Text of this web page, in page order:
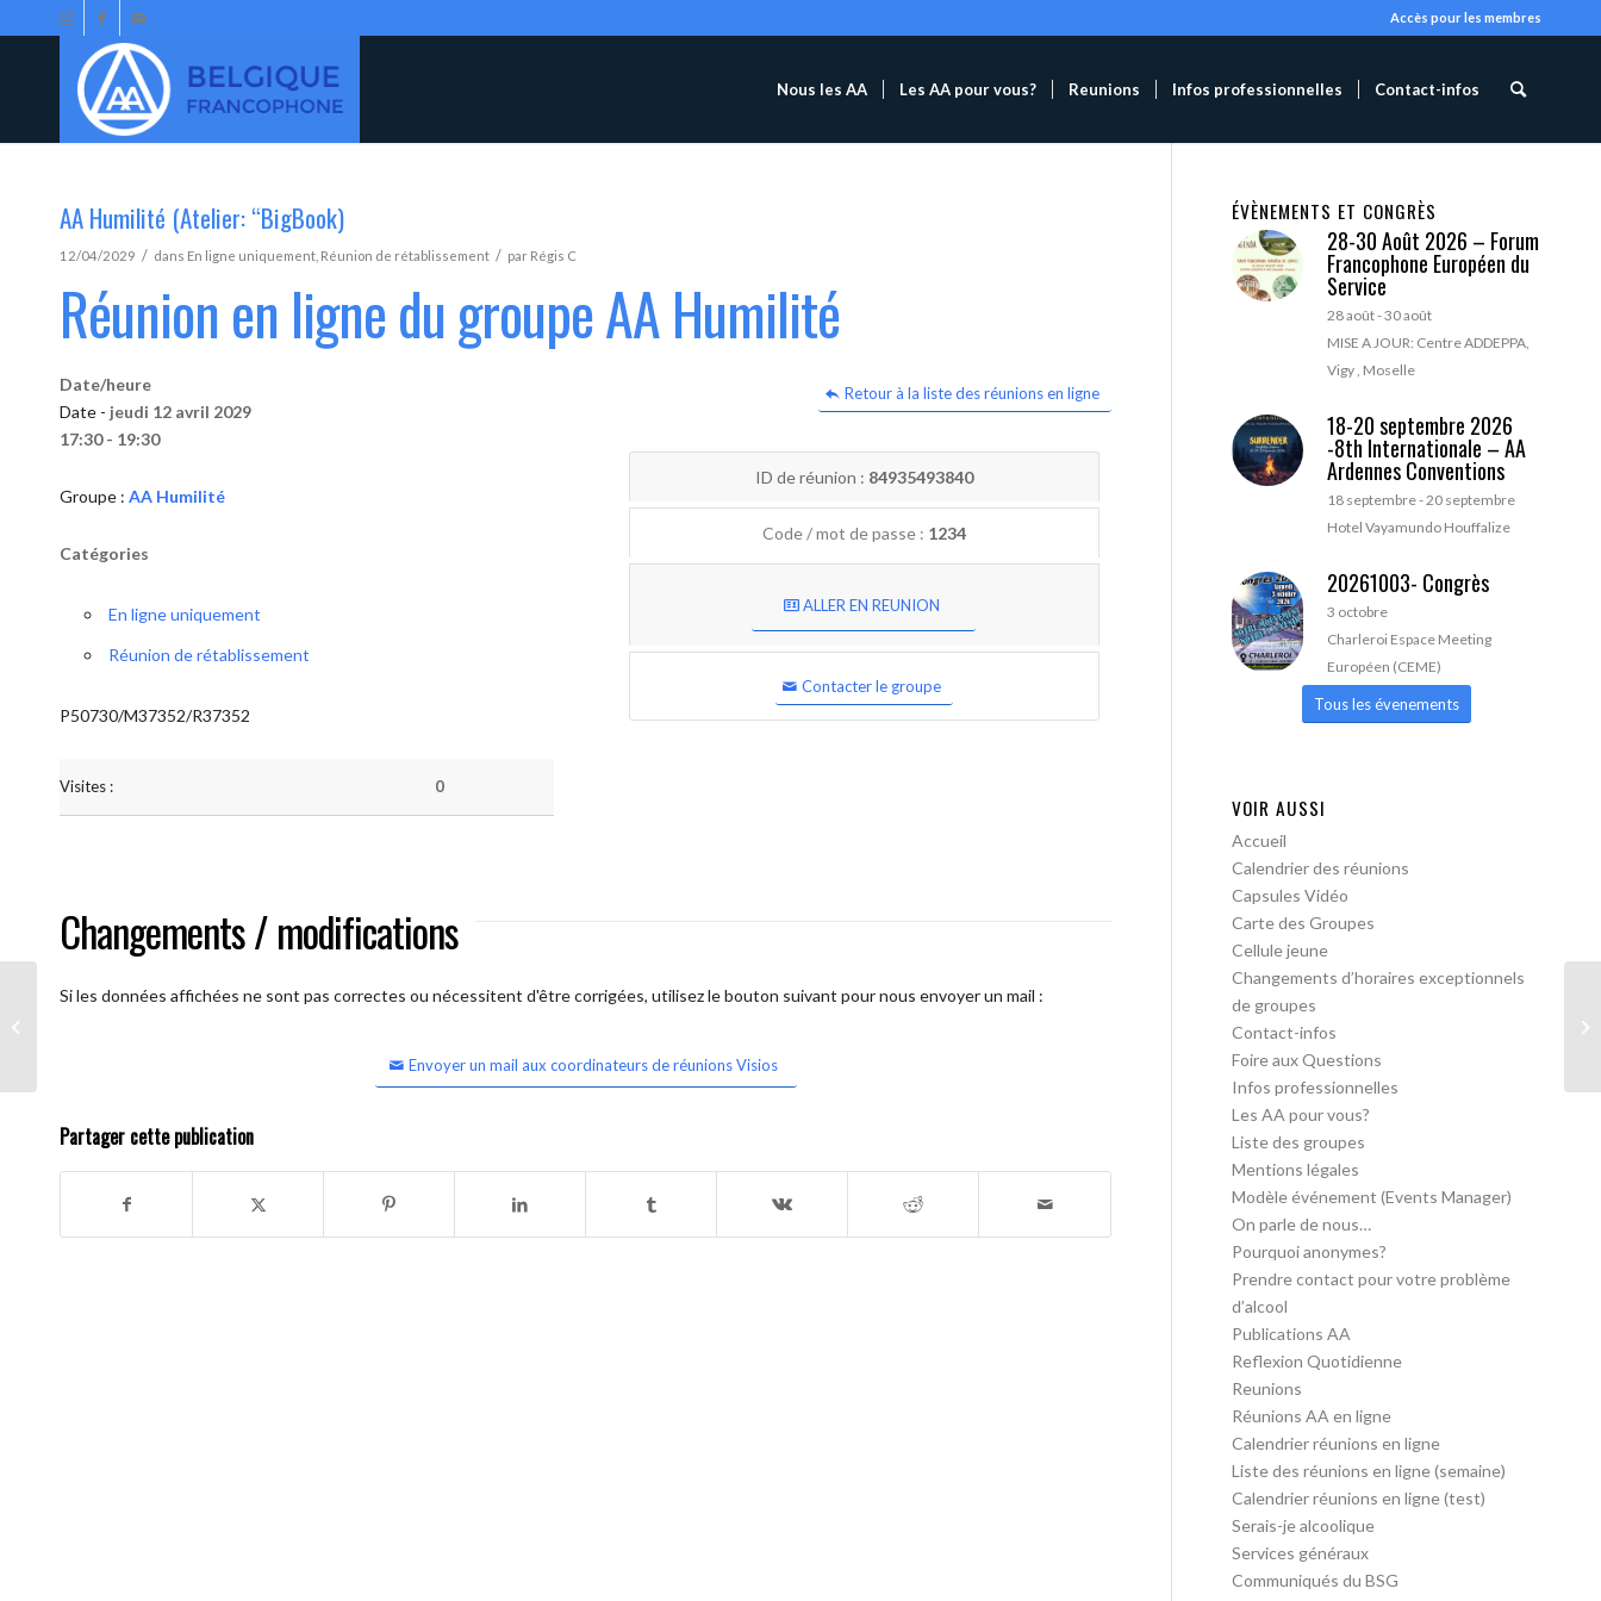
Accès pour les membres
Nous les AA Les AA pour vous? Reunions Infos professionnelles Contact-infos
AA Humilité (Atelier: “BigBook)
12/04/2029 / dans En ligne uniquement Réunion de rétablissement / par Régis C
Réunion en ligne du groupe AA Humilité
Retour à la liste des réunions en ligne
Date/heure
Date - jeudi 12 avril 2029
17:30 - 19:30
Groupe : AA Humilité
Catégories
En ligne uniquement
Réunion de rétablissement
P50730/M37352/R37352
Visites : 0
ID de réunion : 84935493840
Code / mot de passe : 1234
ALLER EN REUNION
Contacter le groupe
Changements / modifications
Si les données affichées ne sont pas correctes ou nécessitent d'être corrigées, utilisez le bouton suivant pour nous envoyer un mail :
Envoyer un mail aux coordinateurs de réunions Visios
Partager cette publication
ÉVÈNEMENTS ET CONGRÈS
28-30 Août 2026 – Forum
Francophone Européen du
Service
28 août-30 août
MISE A JOUR: Centre ADDEPPA,
Vigy , Moselle
18-20 septembre 2026
-8th Internationale – AA
Ardennes Conventions
18 septembre-20 septembre
Hotel Vayamundo Houffalize
20261003- Congrès
3 octobre
Charleroi Espace Meeting
Européen (CEME)
Tous les évenements
VOIR AUSSI
Accueil
Calendrier des réunions
Capsules Vidéo
Carte des Groupes
Cellule jeune
Changements d’horaires exceptionnels
de groupes
Contact-infos
Foire aux Questions
Infos professionnelles
Les AA pour vous?
Liste des groupes
Mentions légales
Modèle événement (Events Manager)
On parle de nous…
Pourquoi anonymes?
Prendre contact pour votre problème
d’alcool
Publications AA
Reflexion Quotidienne
Reunions
Réunions AA en ligne
Calendrier réunions en ligne
Liste des réunions en ligne (semaine)
Calendrier réunions en ligne (test)
Serais-je alcoolique
Services généraux
Communiqués du BSG